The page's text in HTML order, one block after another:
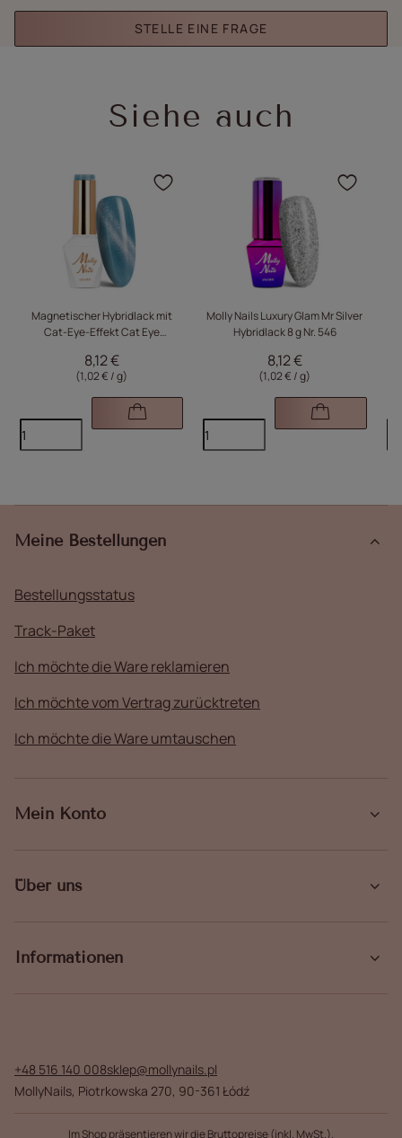
STELLE EINE FRAGE
Siehe auch
Magnetischer Hybridlack mit
Cat-Eye-Effekt Cat Eye
HEMA/Di-HEMA-frei 8 g Nr. 446
8,12 €
(1,02 € / g)
Klicken Sie, um das
Molly Nails Luxury Glam Mr Silver
Hybridlack 8 g Nr. 546
8,12 €
(1,02 € / g)
Meine Bestellungen
Bestellungsstatus
Track-Paket
Ich möchte die Ware reklamieren
Ich möchte vom Vertrag zurücktreten
Ich möchte die Ware umtauschen
Mein Konto
Über uns
Informationen
+48 516 140 008sklep@mollynails.pl
MollyNails, Piotrkowska 270, 90-361 Łódź
Im Shop präsentieren wir die Bruttopreise (inkl. MwSt.).